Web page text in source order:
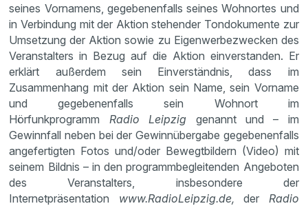
seines Vornamens, gegebenenfalls seines Wohnortes und
in Verbindung mit der Aktion stehender Tondokumente zur
Umsetzung der Aktion sowie zu Eigenwerbezwecken des
Veranstalters in Bezug auf die Aktion einverstanden. Er
erklärt außerdem sein Einverständnis, dass im
Zusammenhang mit der Aktion sein Name, sein Vorname
und gegebenenfalls sein Wohnort im
Hörfunkprogramm Radio Leipzig genannt und – im
Gewinnfall neben bei der Gewinnübergabe gegebenenfalls
angefertigten Fotos und/oder Bewegtbildern (Video) mit
seinem Bildnis – in den programmbegleitenden Angeboten
des Veranstalters, insbesondere der
Internetpräsentation www.RadioLeipzig.de,der Radio